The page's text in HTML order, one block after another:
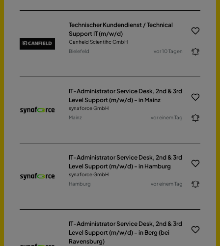
Technischer Kundendienst / Technical
Support IT (m/w/d)
Canfield Scientific GmbH
Bielefeld
vor 10 Tagen
IT-Administrator Service Desk, 2nd & 3rd
Level Support (m/w/d) - in Mainz
synaforce GmbH
Mainz
vor einem Tag
IT-Administrator Service Desk, 2nd & 3rd
Level Support (m/w/d) - in Hamburg
synaforce GmbH
Hamburg
vor einem Tag
IT-Administrator Service Desk, 2nd & 3rd
Level Support (m/w/d) - in Berg (bei
Ravensburg)